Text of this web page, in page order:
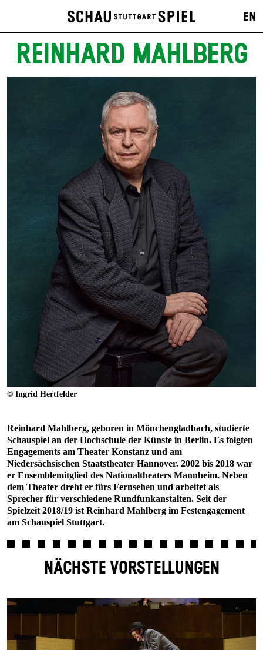
EN
REINHARD MAHLBERG
© Ingrid Hertfelder
Reinhard Mahlberg, geboren in Mönchengladbach, studierte
Schauspiel an der Hochschule der Künste in Berlin. Es folgten
Engagements am Theater Konstanz und am
Niedersächsischen Staatstheater Hannover. 2002 bis 2018 war
er Ensemblemitglied des Nationaltheaters Mannheim. Neben
dem Theater dreht er fürs Fernsehen und arbeitet als
Sprecher für verschiedene Rundfunkanstalten. Seit der
Spielzeit 2018/19 ist Reinhard Mahlberg im Festengagement
am Schauspiel Stuttgart.
NÄCHSTE VORSTELLUNGEN